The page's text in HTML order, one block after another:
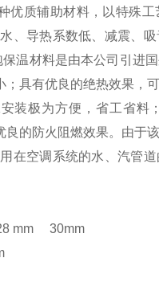
质辅助材料，以特殊
、导热系数低、减震、
温材料是由本公司引进
具有优良的绝热效果，
装极为方便，省工省料
的防火阻燃效果。由于
在空调系统的水、汽管
mm 30mm